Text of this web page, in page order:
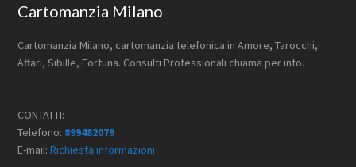
Footer
Cartomanzia Milano
Cartomanzia Milano, cartomanzia telefonica in Amore, Tarocchi,
Affari, Sibille, Fortuna. Consulti Professionali chiama per info.
CONTATTI:
Telefono: 899482079
E-mail:Richiesta informazioni